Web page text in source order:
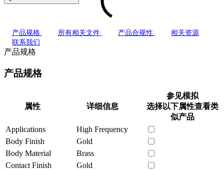
产品规格 所有相关文件 产品合规性
相关资源
联系我们
产品规格
产品规格
属性 详细信息
参见模拟
选择以下属性查看类
似产品
Applications
High Frequency
Body Finish
Gold
Body Material
Brass
Contact Finish
Gold